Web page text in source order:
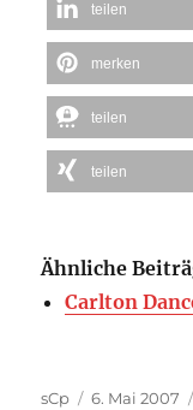
teilen
merken
teilen
teilen
Ähnliche
Carlton
Autor
sCp
Veröffentlicht
6. Mai 2007